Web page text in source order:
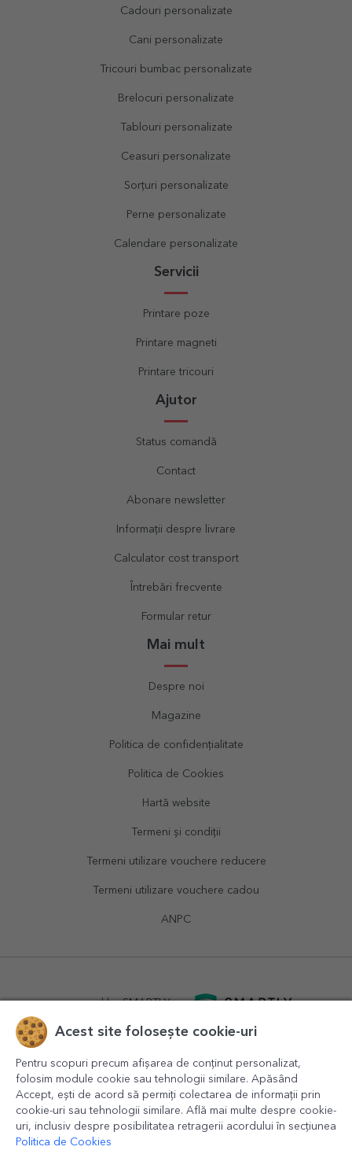
Cadouri personalizate
Cani personalizate
Tricouri bumbac personalizate
Brelocuri personalizate
Tablouri personalizate
Ceasuri personalizate
Sorțuri personalizate
Perne personalizate
Calendare personalizate
Servicii
Printare poze
Printare magneti
Printare tricouri
Ajutor
Status comandă
Contact
Abonare newsletter
Informații despre livrare
Calculator cost transport
Întrebări frecvente
Formular retur
Mai mult
Despre noi
Magazine
Politica de confidențialitate
Politica de Cookies
Hartă website
Termeni și condiții
Termeni utilizare vouchere reducere
Termeni utilizare vouchere cadou
ANPC
powered bySMARTLY.ro
Acest site folosește cookie-uri
Pentru scopuri precum afișarea de conținut personalizat,
folosim module cookie sau tehnologii similare. Apăsând
Accept, ești de acord să permiți colectarea de informații prin
cookie-uri sau tehnologii similare. Află mai multe despre cookie-
uri, inclusiv despre posibilitatea retragerii acordului în secțiunea
Politica de Cookies